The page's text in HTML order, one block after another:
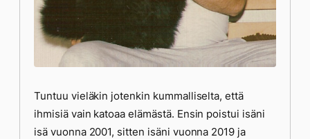
Tuntuu vieläkin jotenkin kummalliselta, että
ihmisiä vain katoaa elämästä. Ensin poistui isäni
isä vuonna 2001, sitten isäni vuonna 2019 ja